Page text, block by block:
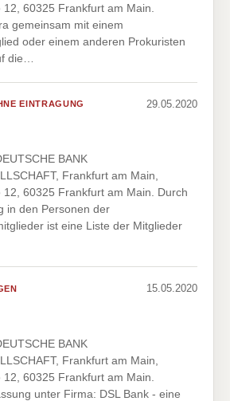
12, 60325 Frankfurt am Main.
gemeinsam mit einem
oder einem anderen Prokuristen
die…
EINTRAGUNG 29.05.2020
BANK
Frankfurt am Main,
12, 60325 Frankfurt am Main. Durch
in den Personen der
ist eine Liste der Mitglieder
15.05.2020
BANK
Frankfurt am Main,
12, 60325 Frankfurt am Main.
unter Firma: DSL Bank - eine